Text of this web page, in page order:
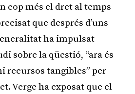
cop més el dret al temps
que després d’uns
ha impulsat
sobre la qüestió, “ara és
recursos tangibles” per
Verge ha exposat que el